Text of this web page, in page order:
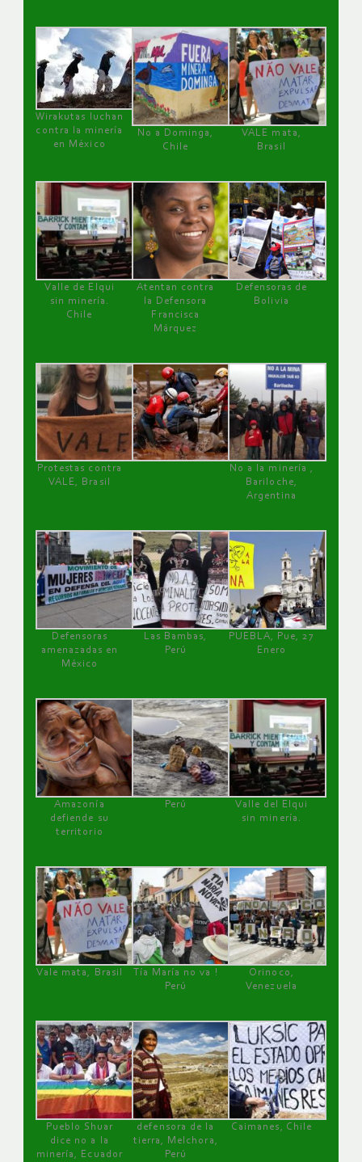
Wirakutas luchan
contra la minería
en México
No a Dominga,
Chile
VALE mata,
Brasil
Valle de Elqui
sin minería.
Chile
Atentan contra
la Defensora
Francisca
Márquez
Defensoras de
Bolivia
Protestas contra
VALE, Brasil
No a la minería ,
Bariloche,
Argentina
Defensoras
amenazadas en
México
Las Bambas,
Perú
PUEBLA, Pue, 27
Enero
Amazonía
defiende su
territorio
Perú
Valle del Elqui
sin minería.
Vale mata, Brasil
Tía María no va !
Perú
Orinoco,
Venezuela
Pueblo Shuar
dice no a la
minería, Ecuador
defensora de la
tierra, Melchora,
Perú
Caimanes, Chile